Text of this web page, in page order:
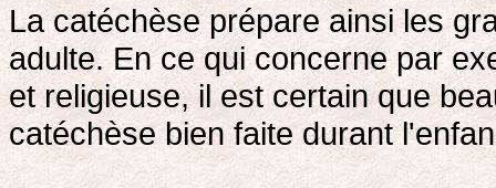
La catéchèse prépare ainsi les
adulte. En ce qui concerne par
et religieuse, il est certain que
catéchèse bien faite durant